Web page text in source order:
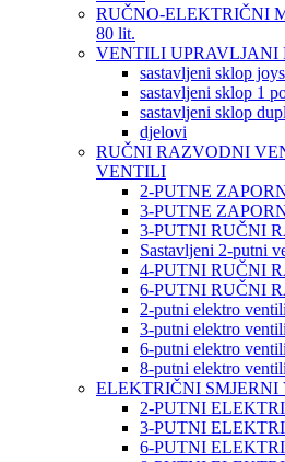
RUČNO-ELEKTRIČNI
80 lit.
VENTILI UPRAVLJANI
sastavljeni sklop
sastavljeni sklop 1
sastavljeni sklop
djelovi
RUČNI RAZVODNI
VENTILI
2-PUTNE
3-PUTNE
3-PUTNI RUČNI
Sastavljeni 2-putni
4-PUTNI RUČNI
6-PUTNI RUČNI
2-putni elektro ventili
3-putni elektro ventili
6-putni elektro ventili
8-putni elektro ventili
ELEKTRIČNI
2-PUTNI
3-PUTNI
6-PUTNI